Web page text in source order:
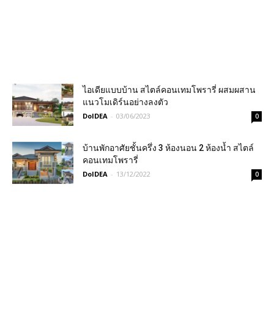
ไอเดียแบบบ้าน สไตล์คอนเทมโพรารี่ ผสมผสาน
แนวโมเดิร์นอย่างลงตัว
DoIDEA - 03/06/2023 0
บ้านพักอาศัยชั้นครึ่ง 3 ห้องนอน 2 ห้องน้ำ สไตล์
คอนเทมโพรารี่
DoIDEA - 13/12/2022 0